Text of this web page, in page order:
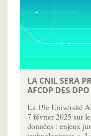
LA CNIL SERA
AFCDP DES
La 19e Université
7 février 2025 sur
données : enjeux